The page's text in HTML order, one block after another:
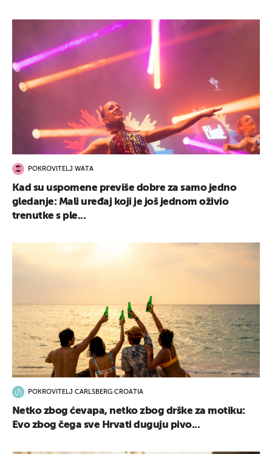
POKROVITELJ WATA
Kad su uspomene previše dobre za samo jedno
gledanje: Mali uređaj koji je još jednom oživio
trenutke s ple...
POKROVITELJ CARLSBERG CROATIA
Netko zbog ćevapa, netko zbog drške za motiku:
Evo zbog čega sve Hrvati duguju pivo...